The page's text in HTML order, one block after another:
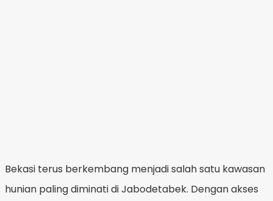
Bekasi terus berkembang menjadi salah satu kawasan
hunian paling diminati di Jabodetabek. Dengan akses